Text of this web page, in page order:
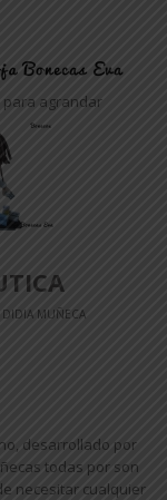
para agrandar
DIDIA MUÑECA
desarrollado por
todas por son
necesitar cualquier